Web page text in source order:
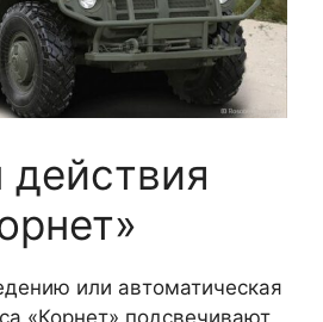
или автоматическая
«Корнет» подсвечивают